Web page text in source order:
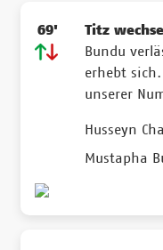
69'
Titz
Bundu
erhebt sich.
unserer
Husseyn
Mustapha